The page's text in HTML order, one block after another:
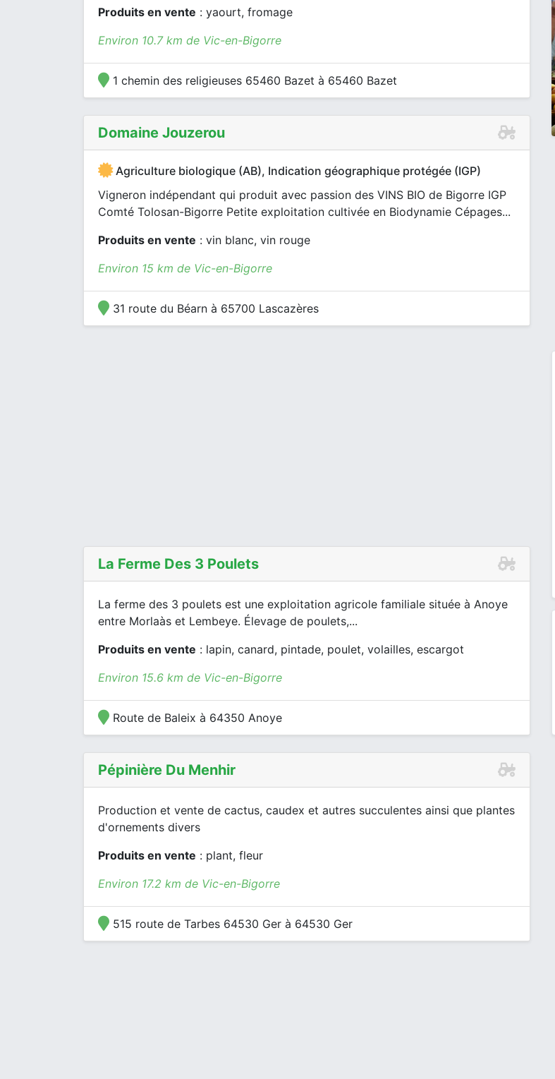
Produits en vente : yaourt, fromage
Environ 10.7 km de Vic-en-Bigorre
1 chemin des religieuses 65460 Bazet à 65460 Bazet
Domaine Jouzerou
Agriculture biologique (AB), Indication géographique protégée (IGP)
Vigneron indépendant qui produit avec passion des VINS BIO de Bigorre IGP
Comté Tolosan-Bigorre Petite exploitation cultivée en Biodynamie Cépages...
Produits en vente : vin blanc, vin rouge
Environ 15 km de Vic-en-Bigorre
31 route du Béarn à 65700 Lascazères
La Ferme Des 3 Poulets
La ferme des 3 poulets est une exploitation agricole familiale située à Anoye
entre Morlaàs et Lembeye. Élevage de poulets,...
Produits en vente : lapin, canard, pintade, poulet, volailles, escargot
Environ 15.6 km de Vic-en-Bigorre
Route de Baleix à 64350 Anoye
Pépinière Du Menhir
Production et vente de cactus, caudex et autres succulentes ainsi que plantes
d'ornements divers
Produits en vente : plant, fleur
Environ 17.2 km de Vic-en-Bigorre
515 route de Tarbes 64530 Ger à 64530 Ger